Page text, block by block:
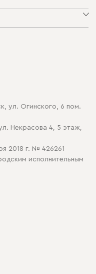
ул. Огинского, 6 пом.
Некрасова 4, 5 этаж,
2018 г. № 426261
исполнительным